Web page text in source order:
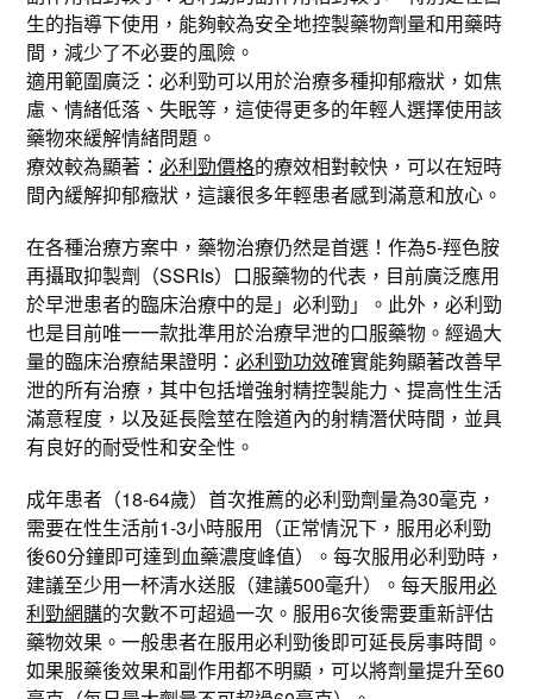
生的指導下使用，能夠較為安全地控製藥物劑量和用藥時
間，減少了不必要的風險。
適用範圍廣泛：必利勁可以用於治療多種抑郁癥狀，如焦
慮、情緒低落、失眠等，這使得更多的年輕人選擇使用該
藥物來緩解情緒問題。
療效較為顯著：必利勁價格的療效相對較快，可以在短時
間內緩解抑郁癥狀，這讓很多年輕患者感到滿意和放心。
在各種治療方案中，藥物治療仍然是首選！作為5-羥色胺
再攝取抑製劑（SSRIs）口服藥物的代表，目前廣泛應用
於早泄患者的臨床治療中的是」必利勁」。此外，必利勁
也是目前唯一一款批準用於治療早泄的口服藥物。經過大
量的臨床治療結果證明：必利勁功效確實能夠顯著改善早
泄的所有治療，其中包括增強射精控製能力、提高性生活
滿意程度，以及延長陰莖在陰道內的射精潛伏時間，並具
有良好的耐受性和安全性。
成年患者（18-64歲）首次推薦的必利勁劑量為30毫克，
需要在性生活前1-3小時服用（正常情況下，服用必利勁
後60分鐘即可達到血藥濃度峰值）。每次服用必利勁時，
建議至少用一杯清水送服（建議500毫升）。每天服用必
利勁網購的次數不可超過一次。服用6次後需要重新評估
藥物效果。一般患者在服用必利勁後即可延長房事時間。
如果服藥後效果和副作用都不明顯，可以將劑量提升至60